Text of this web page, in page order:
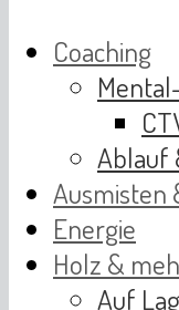
Coaching
Ablauf
Ausmisten
Energie
Holz &
Auf